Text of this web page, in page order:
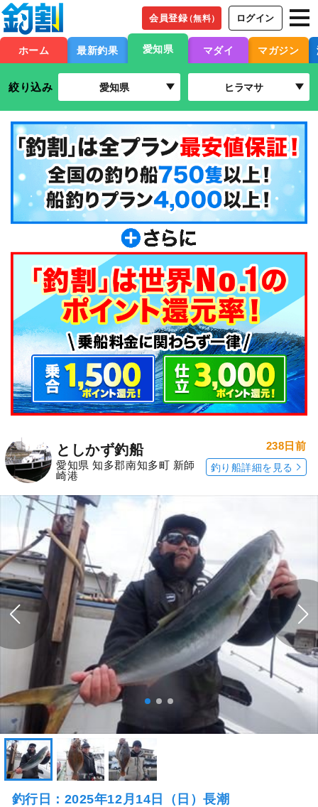
会員登録（無料） ログイン
ホーム 最新釣果 愛知県 マダイ マガジン
絞り込み 愛知県 ヒラマサ
としかず釣船
愛知県 知多郡南知多町 新師
崎港
238日前
釣り船詳細を見る
釣行日：2025年12月14日（日）長潮